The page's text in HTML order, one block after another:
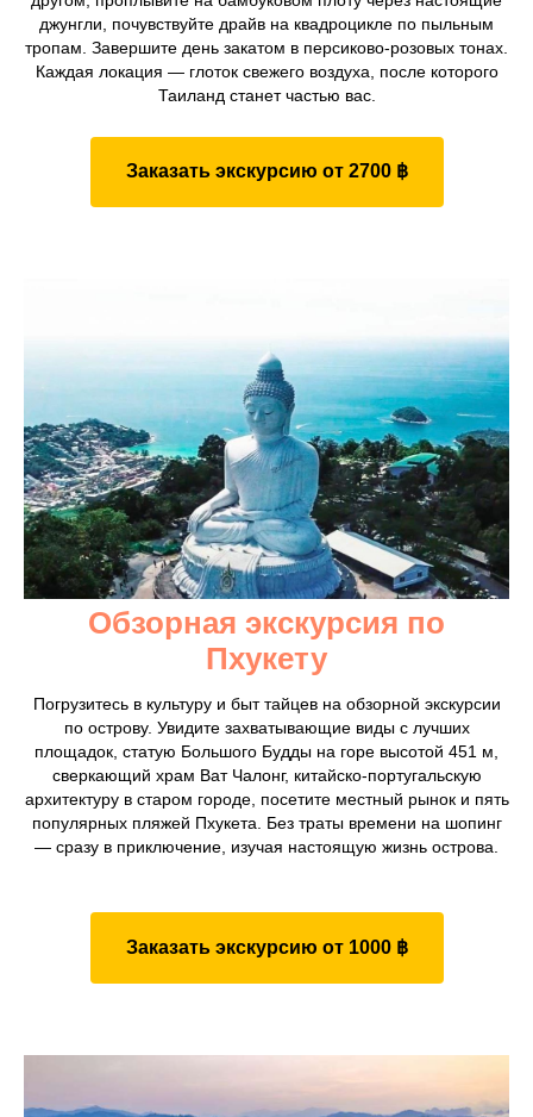
джунгли, почувствуйте драйв на квадроцикле по пыльным
тропам. Завершите день закатом в персиково-розовых тонах.
Каждая локация — глоток свежего воздуха, после которого
Таиланд станет частью вас.
Заказать экскурсию от 2700 ฿
Обзорная экскурсия по
Пхукету
Погрузитесь в культуру и быт тайцев на обзорной экскурсии
по острову. Увидите захватывающие виды с лучших
площадок, статую Большого Будды на горе высотой 451 м,
сверкающий храм Ват Чалонг, китайско-португальскую
архитектуру в старом городе, посетите местный рынок и пять
популярных пляжей Пхукета. Без траты времени на шопинг
— сразу в приключение, изучая настоящую жизнь острова.
Заказать экскурсию от 1000 ฿